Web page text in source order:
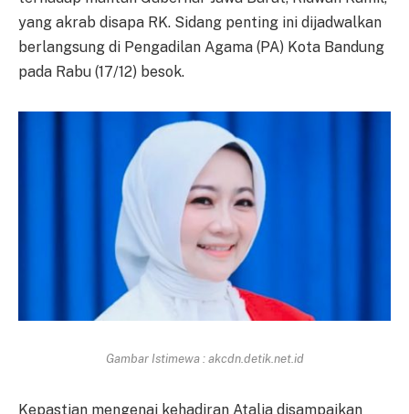
yang akrab disapa RK. Sidang penting ini dijadwalkan
berlangsung di Pengadilan Agama (PA) Kota Bandung
pada Rabu (17/12) besok.
Gambar Istimewa : akcdn.detik.net.id
Kepastian mengenai kehadiran Atalia disampaikan